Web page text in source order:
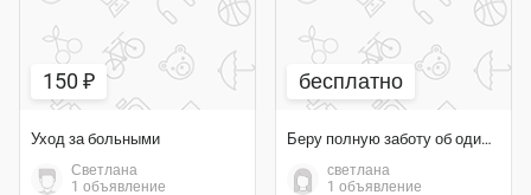
150 ₽
Уход за больными
Светлана
1 объявление
бесплатно
Беру полную заботу об одиноком пожилом человеке
светлана
1 объявление